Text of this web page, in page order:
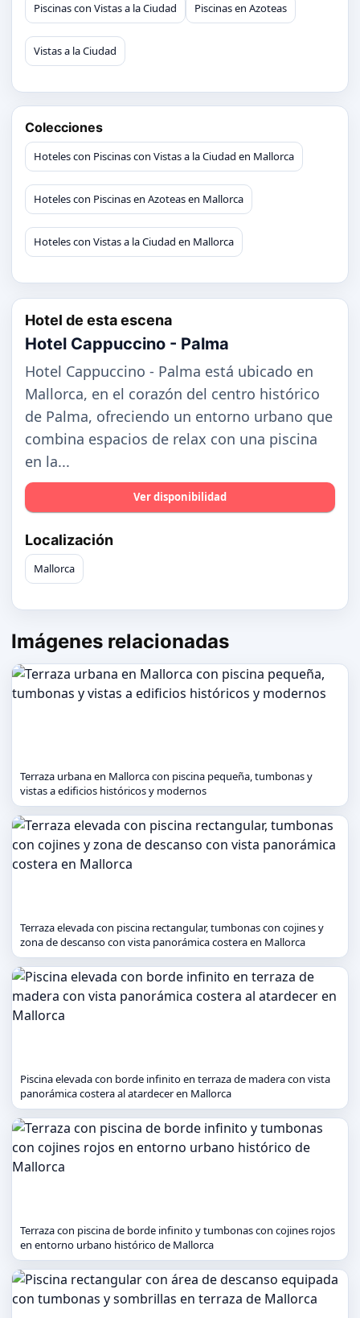
Piscinas con Vistas a la Ciudad Piscinas en Azoteas
Vistas a la Ciudad
Colecciones
Hoteles con Piscinas con Vistas a la Ciudad en Mallorca
Hoteles con Piscinas en Azoteas en Mallorca
Hoteles con Vistas a la Ciudad en Mallorca
Hotel de esta escena
Hotel Cappuccino - Palma
Hotel Cappuccino - Palma está ubicado en
Mallorca, en el corazón del centro histórico
de Palma, ofreciendo un entorno urbano que
combina espacios de relax con una piscina
en la...
Ver disponibilidad
Localización
Mallorca
Imágenes relacionadas
Terraza urbana en Mallorca con piscina pequeña, tumbonas y
vistas a edificios históricos y modernos
Terraza elevada con piscina rectangular, tumbonas con cojines y
zona de descanso con vista panorámica costera en Mallorca
Piscina elevada con borde infinito en terraza de madera con vista
panorámica costera al atardecer en Mallorca
Terraza con piscina de borde infinito y tumbonas con cojines rojos
en entorno urbano histórico de Mallorca